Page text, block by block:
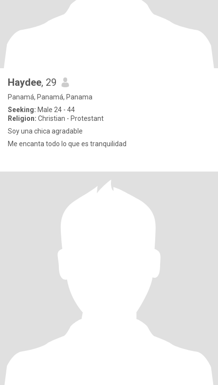
Haydee, 29
Panamá, Panamá, Panama
Seeking: Male 24 - 44
Religion: Christian - Protestant
Soy una chica agradable
Me encanta todo lo que es tranquilidad